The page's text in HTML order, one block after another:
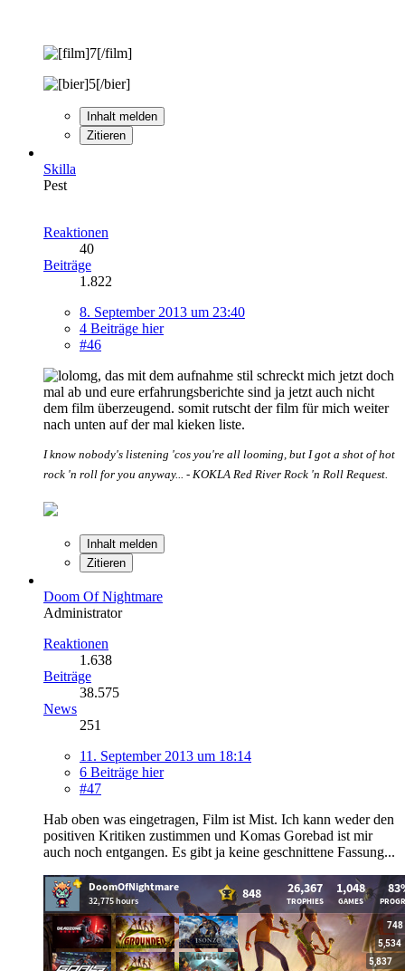
Inhalt melden
Zitieren
Skilla
Pest
Reaktionen
40
Beiträge
1.822
8. September 2013 um 23:40
4 Beiträge hier
#46
omg, das mit dem aufnahme stil schreckt mich jetzt doch
mal ab und eure erfahrungsberichte sind ja jetzt auch nicht
dem film überzeugend. somit rutscht der film für mich weiter
nach unten auf der mal kieken liste.
I know nobody's listening 'cos you're all looming, but I got a shot of hot
rock 'n roll for you anyway... - KOKLA Red River Rock 'n Roll Request.
Inhalt melden
Zitieren
Doom Of Nightmare
Administrator
Reaktionen
1.638
Beiträge
38.575
News
251
11. September 2013 um 18:14
6 Beiträge hier
#47
Hab oben was eingetragen, Film ist Mist. Ich kann weder den
positiven Kritiken zustimmen und Komas Gorebad ist mir
auch noch entgangen. Es gibt ja keine geschnittene Fassung...